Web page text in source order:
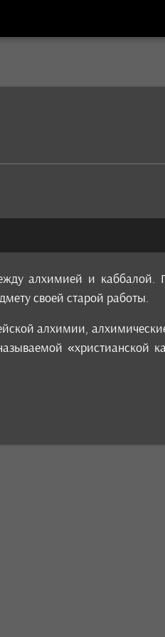
алхимией и каббалой.
своей старой работы.
алхимии,
«христианской